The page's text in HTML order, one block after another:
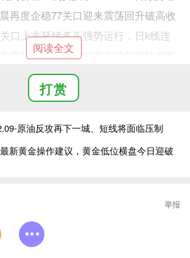
再度企稳77关口迎来震荡回升破高收
口上方延续多头强势运行，日k线连
震荡回升中阳，短期在消息面技术面
头强势反弹回升，不过今日上方将面
跌口79.5-79.区域阻力考验，在指标
方压力79.5-79.7今日冲高承压79.7关
别调整收阴，日内依托此区间继续看
进场，具体操作策略我会在盘中提
做多，止损75.8目标位77.5-78 2：
阅读全文
打赏
原油反攻再下一城、短线将面临压制
新黄金操作建议，黄金低位横盘今日迎破
举报